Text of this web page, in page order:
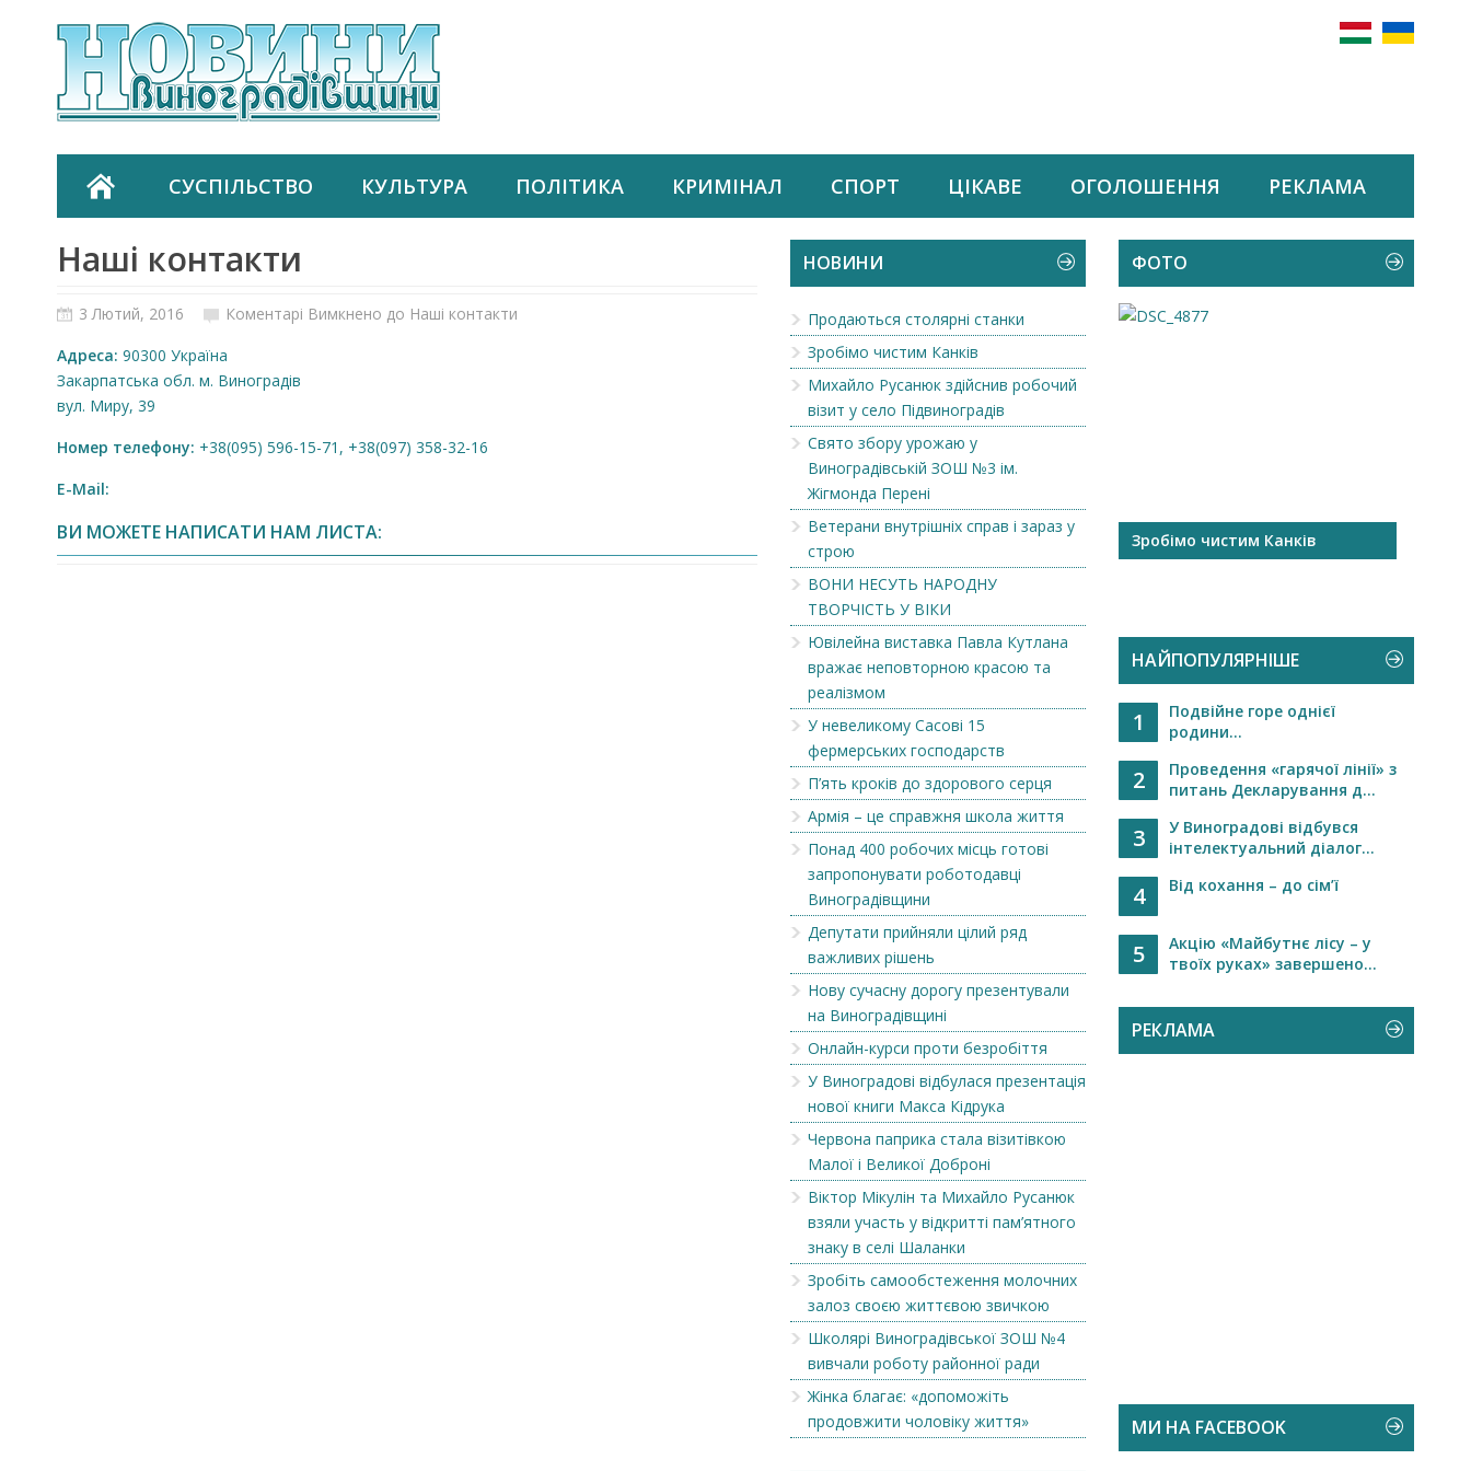
СУСПІЛЬСТВО КУЛЬТУРА ПОЛІТИКА КРИМІНАЛ СПОРТ ЦІКАВЕ ОГОЛОШЕННЯ РЕКЛАМА
Наші контакти
3 Лютий, 2016 Коментарі Вимкнено до Наші контакти
Адреса: 90300 Україна
Закарпатська обл. м. Виноградів
вул. Миру, 39
Номер телефону: +38(095) 596-15-71, +38(097) 358-32-16
E-Mail:
ВИ МОЖЕТЕ НАПИСАТИ НАМ ЛИСТА:
НОВИНИ
Продаються столярні станки
Зробімо чистим Канків
Михайло Русанюк здійснив робочий
візит у село Підвиноградів
Свято збору урожаю у
Виноградівській ЗОШ №3 ім.
Жігмонда Перені
Ветерани внутрішніх справ і зараз у
строю
ВОНИ НЕСУТЬ НАРОДНУ
ТВОРЧІСТЬ У ВІКИ
Ювілейна виставка Павла Кутлана
вражає неповторною красою та
реалізмом
У невеликому Сасові 15
фермерських господарств
П’ять кроків до здорового серця
Армія – це справжня школа життя
Понад 400 робочих місць готові
запропонувати роботодавці
Виноградівщини
Депутати прийняли цілий ряд
важливих рішень
Нову сучасну дорогу презентували
на Виноградівщині
Онлайн-курси проти безробіття
У Виноградові відбулася презентація
нової книги Макса Кідрука
Червона паприка стала візитівкою
Малої і Великої Доброні
Віктор Мікулін та Михайло Русанюк
взяли участь у відкритті пам’ятного
знаку в селі Шаланки
Зробіть самообстеження молочних
залоз своєю життєвою звичкою
Школярі Виноградівської ЗОШ №4
вивчали роботу районної ради
Жінка благає: «допоможіть
продовжити чоловіку життя»
ФОТО
зараз у строю...
Продаються столярні станки Зробімо чистим Канків
НАЙПОПУЛЯРНІШЕ
1
Подвійне горе однієї
родини...
2
Проведення «гарячої лінії» з
питань Декларування д...
3
У Виноградові відбувся
інтелектуальний діалог...
4 Від кохання – до сім’ї
5
Акцію «Майбутнє лісу – у
твоїх руках» завершено...
РЕКЛАМА
Продаються столярні станки
МИ НА FACEBOOK